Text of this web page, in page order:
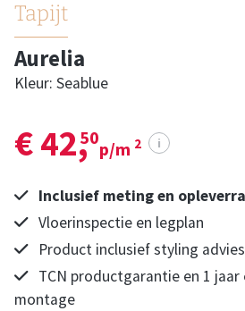
Tapijt
Aurelia
Kleur: Seablue
€ 42,
50
p/m 2 i
Inclusief meting en
Vloerinspectie en legplan
Product inclusief styling advies
TCN productgarantie en 1
montage